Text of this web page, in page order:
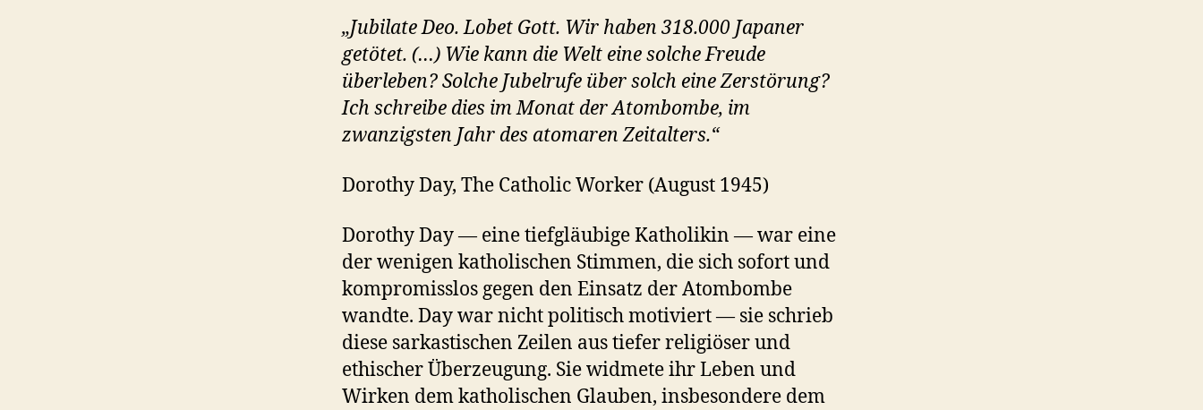
„Jubilate Deo. Lobet Gott. Wir haben 318.000 Japaner
getötet. (…) Wie kann die Welt eine solche Freude
überleben? Solche Jubelrufe über solch eine Zerstörung?
Ich schreibe dies im Monat der Atombombe, im
zwanzigsten Jahr des atomaren Zeitalters.“
Dorothy Day, The Catholic Worker (August 1945)
Dorothy Day — eine tiefgläubige Katholikin — war eine
der wenigen katholischen Stimmen, die sich sofort und
kompromisslos gegen den Einsatz der Atombombe
wandte. Day war nicht politisch motiviert — sie schrieb
diese sarkastischen Zeilen aus tiefer religiöser und
ethischer Überzeugung. Sie widmete ihr Leben und
Wirken dem katholischen Glauben, insbesondere dem